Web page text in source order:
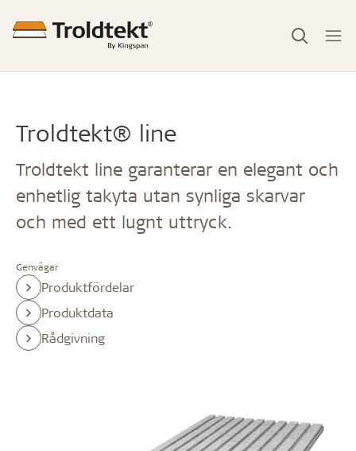
Troldtekt® line
Troldtekt line garanterar en elegant och
enhetlig takyta utan synliga skarvar
och med ett lugnt uttryck.
Genvägar
Produktfördelar
Produktdata
Rådgivning